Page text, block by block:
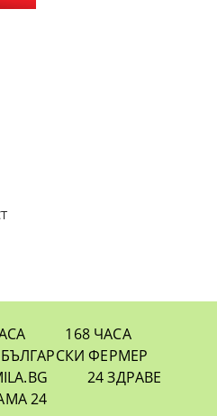
168 ЧАСА
БЪЛГАРСКИ ФЕРМЕР
24 ЗДРАВЕ
24